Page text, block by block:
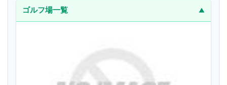
ゴルフ場一覧 ▼